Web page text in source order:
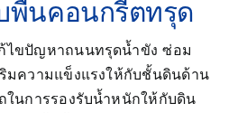
พื้นคอนกรีตทรุด
ไขปัญหาถนนทรุดน้ำขัง ซ่อม
มความแข็งแรงให้กับชั้นดินด้าน
ในการรองรับน้ำหนักให้กับดิน